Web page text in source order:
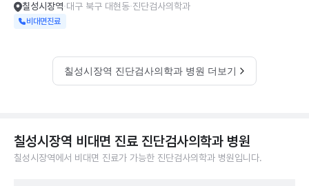
칠성시장역 대구 북구 대현동 진단검사의학과
비대면진료
칠성시장역 진단검사의학과 병원 더보기
칠성시장역 비대면 진료 진단검사의학과 병원
칠성시장역에서 비대면 진료가 가능한 진단검사의학과 병원입니다.